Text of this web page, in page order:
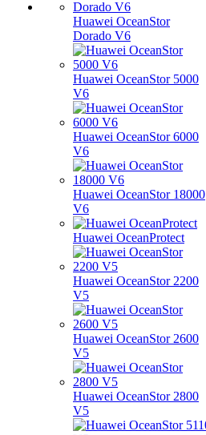
Huawei OceanStor
Dorado V6
Huawei OceanStor 5000
V6
Huawei OceanStor 6000
V6
Huawei OceanStor 18000
V6
Huawei OceanProtect
Huawei OceanStor 2200
V5
Huawei OceanStor 2600
V5
Huawei OceanStor 2800
V5